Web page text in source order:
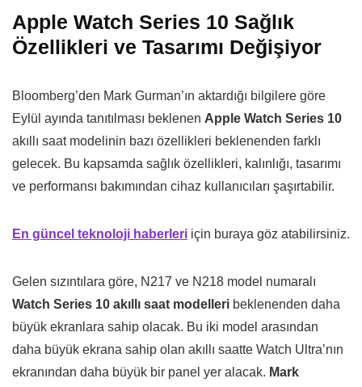
Apple Watch Series 10 Sağlık
Özellikleri ve Tasarımı Değişiyor
Bloomberg’den Mark Gurman’ın aktardığı bilgilere göre
Eylül ayında tanıtılması beklenen Apple Watch Series 10
akıllı saat modelinin bazı özellikleri beklenenden farklı
gelecek. Bu kapsamda sağlık özellikleri, kalınlığı, tasarımı
ve performansı bakımından cihaz kullanıcıları şaşırtabilir.
En güncel teknoloji haberleri için buraya göz atabilirsiniz.
Gelen sızıntılara göre, N217 ve N218 model numaralı
Watch Series 10 akıllı saat modelleri beklenenden daha
büyük ekranlara sahip olacak. Bu iki model arasından
daha büyük ekrana sahip olan akıllı saatte Watch Ultra’nın
ekranından daha büyük bir panel yer alacak. Mark